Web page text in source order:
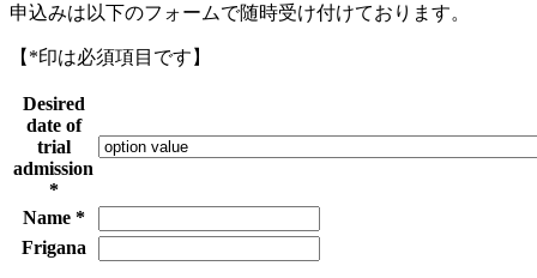
申込みは以下のフォームで随時受け付けております。
【 *印は必須項目です】
Desired
date of
trial
admission
*
Name *
Frigana